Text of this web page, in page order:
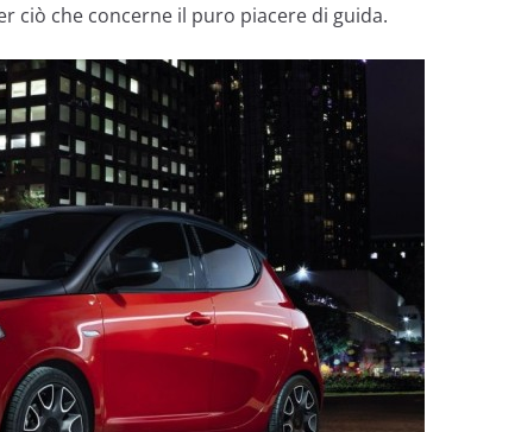
ciò che concerne il puro piacere di guida.